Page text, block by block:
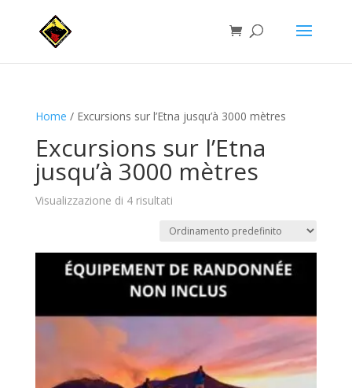
Home / Excursions sur l’Etna jusqu’à 3000 mètres
Excursions sur l’Etna
jusqu’à 3000 mètres
Visualizzazione di 4 risultati